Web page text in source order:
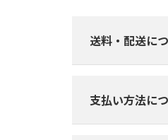
送料・配送に
支払い方法に